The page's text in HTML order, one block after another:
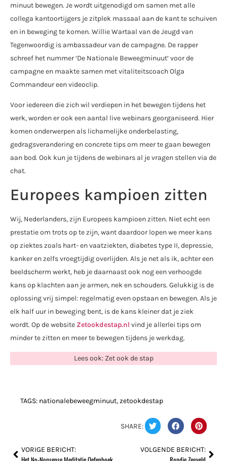
minuut bewegen. Je wordt uitgenodigd om samen met alle
collega kantoortijgers je zitplek massaal aan de kant te schuiven
en in beweging te komen. Willie Wartaal van de Jeugd van
Tegenwoordig is ambassadeur van de campagne. De rapper
schreef het nummer ‘De Nationale Beweegminuut’ voor de
campagne en maakte samen met vitaliteitscoach Olga
Commandeur een videoclip.
Voor iedereen die zich wil verdiepen in het bewegen tijdens het
werk, worden er ook een aantal live webinars georganiseerd. Hier
komen onderwerpen als lichamelijke onderbelasting,
gedragsverandering en concrete tips om meer te gaan bewegen
aan bod. Ook kun je tijdens de webinars al je vragen stellen via de
chat.
Europees kampioen zitten
Wij, Nederlanders, zijn Europees kampioen zitten. Niet echt een
prestatie om trots op te zijn, want daardoor lopen we meer kans
op ziektes zoals hart- en vaatziekten, diabetes type II, depressie,
kanker en zelfs vroegtijdig overlijden. Als je net als ik, achter een
beeldscherm werkt, heb je daarnaast ook nog een verhoogde
kans op klachten aan je armen, nek en schouders. Gelukkig is de
oplossing vrij simpel: regelmatig even opstaan en bewegen. Als je
elk half uur in beweging bent, is de kans kleiner dat je ziek
wordt. Op de website Zetookdestap.nl vind je allerlei tips om
minder te zitten en meer te bewegen tijdens je werkdag.
Lees ook: Zet ook de stap
TAGS: nationalebeweegminuut,zetookdestap
SHARE:
VORIGE BERICHT: VOLGENDE BERICHT: